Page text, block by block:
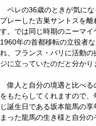
ペレの36歳のときが気に
プレーした古巣サントスを
す。では同じ時期のニーマ
1960年の首都移転の立役者
れ、フランス・パリに活動の
ジに立っていたのだと分かり
偉人と自分の境遇と比べる
をもたらしてくれますので、
じ誕生日である坂本龍馬の
まった龍馬の生き様と自分